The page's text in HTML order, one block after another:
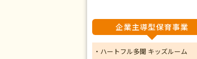
企業主導型保育事業
・ハートフル多聞 キッズルーム